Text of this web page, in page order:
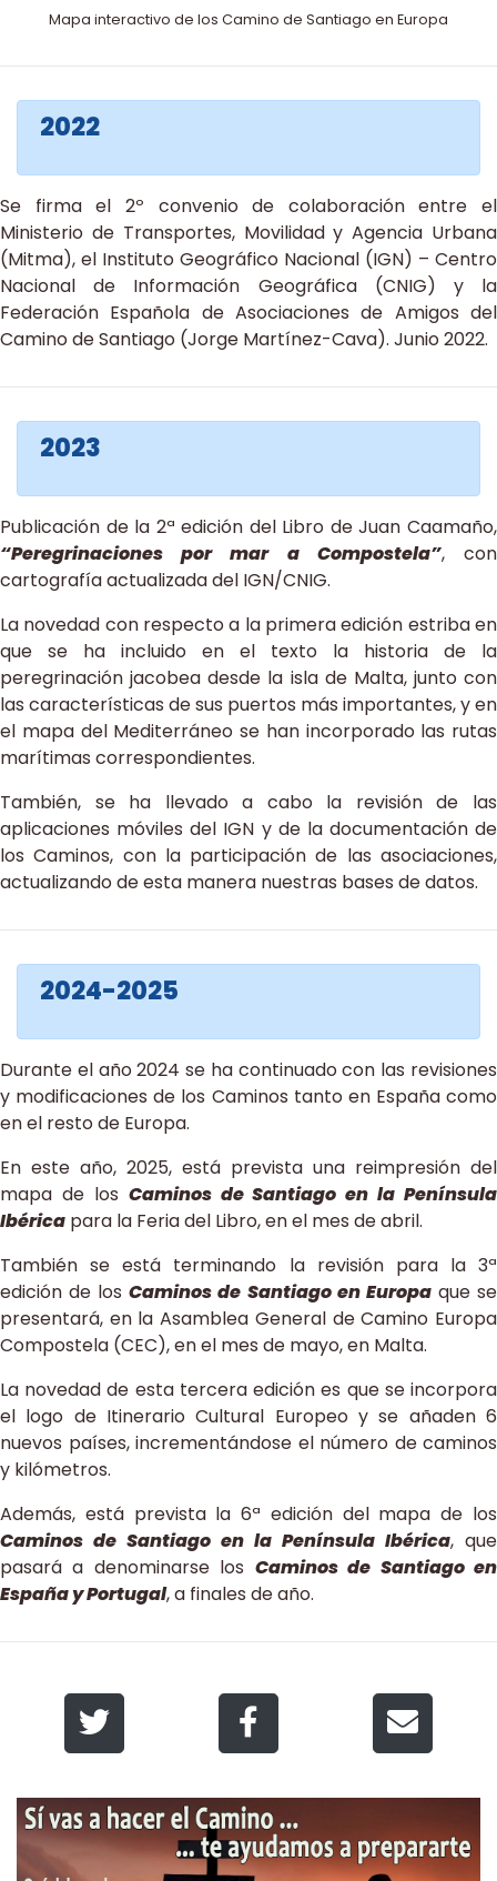
Mapa interactivo de los Camino de Santiago en Europa
2022
Se firma el 2º convenio de colaboración entre el
Ministerio de Transportes, Movilidad y Agencia Urbana
(Mitma), el Instituto Geográfico Nacional (IGN) – Centro
Nacional de Información Geográfica (CNIG) y la
Federación Española de Asociaciones de Amigos del
Camino de Santiago (Jorge Martínez-Cava). Junio 2022.
2023
Publicación de la 2ª edición del Libro de Juan Caamaño,
“Peregrinaciones por mar a Compostela”, con
cartografía actualizada del IGN/CNIG.
La novedad con respecto a la primera edición estriba en
que se ha incluido en el texto la historia de la
peregrinación jacobea desde la isla de Malta, junto con
las características de sus puertos más importantes, y en
el mapa del Mediterráneo se han incorporado las rutas
marítimas correspondientes.
También, se ha llevado a cabo la revisión de las
aplicaciones móviles del IGN y de la documentación de
los Caminos, con la participación de las asociaciones,
actualizando de esta manera nuestras bases de datos.
2024-2025
Durante el año 2024 se ha continuado con las revisiones
y modificaciones de los Caminos tanto en España como
en el resto de Europa.
En este año, 2025, está prevista una reimpresión del
mapa de los Caminos de Santiago en la Península
Ibérica para la Feria del Libro, en el mes de abril.
También se está terminando la revisión para la 3ª
edición de losCaminos de Santiago en Europaque se
presentará, en la Asamblea General de Camino Europa
Compostela (CEC), en el mes de mayo, en Malta.
La novedad de esta tercera edición es que se incorpora
el logo de Itinerario Cultural Europeo y se añaden 6
nuevos países, incrementándose el número de caminos
y kilómetros.
Además, está prevista la 6ª edición del mapa de los
Caminos de Santiago en la Península Ibérica, que
pasará a denominarse los Caminos de Santiago en
España y Portugal, a finales de año.